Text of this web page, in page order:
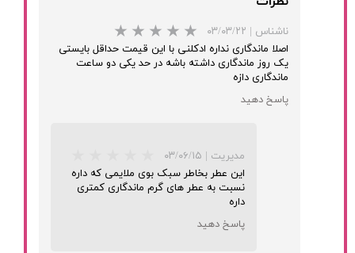
ناشناس | ۰۳/۰۳/۲۲
اصلا ماندگاری نداره ادکلنی با این قیمت حداقل بایستی
یک روز ماندگاری داشته باشه در حد یکی دو ساعت
ماندگاری دازه
پاسخ دهید
مدیریت | ۰۳/۰۶/۱۵
این عطر بخاطر سبک بوی ملایمی که داره
نسبت به عطر های گرم ماندگاری کمتری
داره
پاسخ دهید